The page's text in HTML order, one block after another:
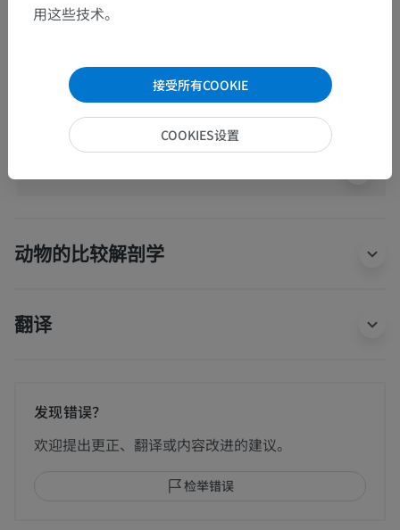
底层结构：
人体解剖学1
动物的比较解剖学
翻译
发现错误？
欢迎提出更正、翻译或内容改进的建议。
检举错误
用这些技术。
接受所有COOKIE
COOKIES设置